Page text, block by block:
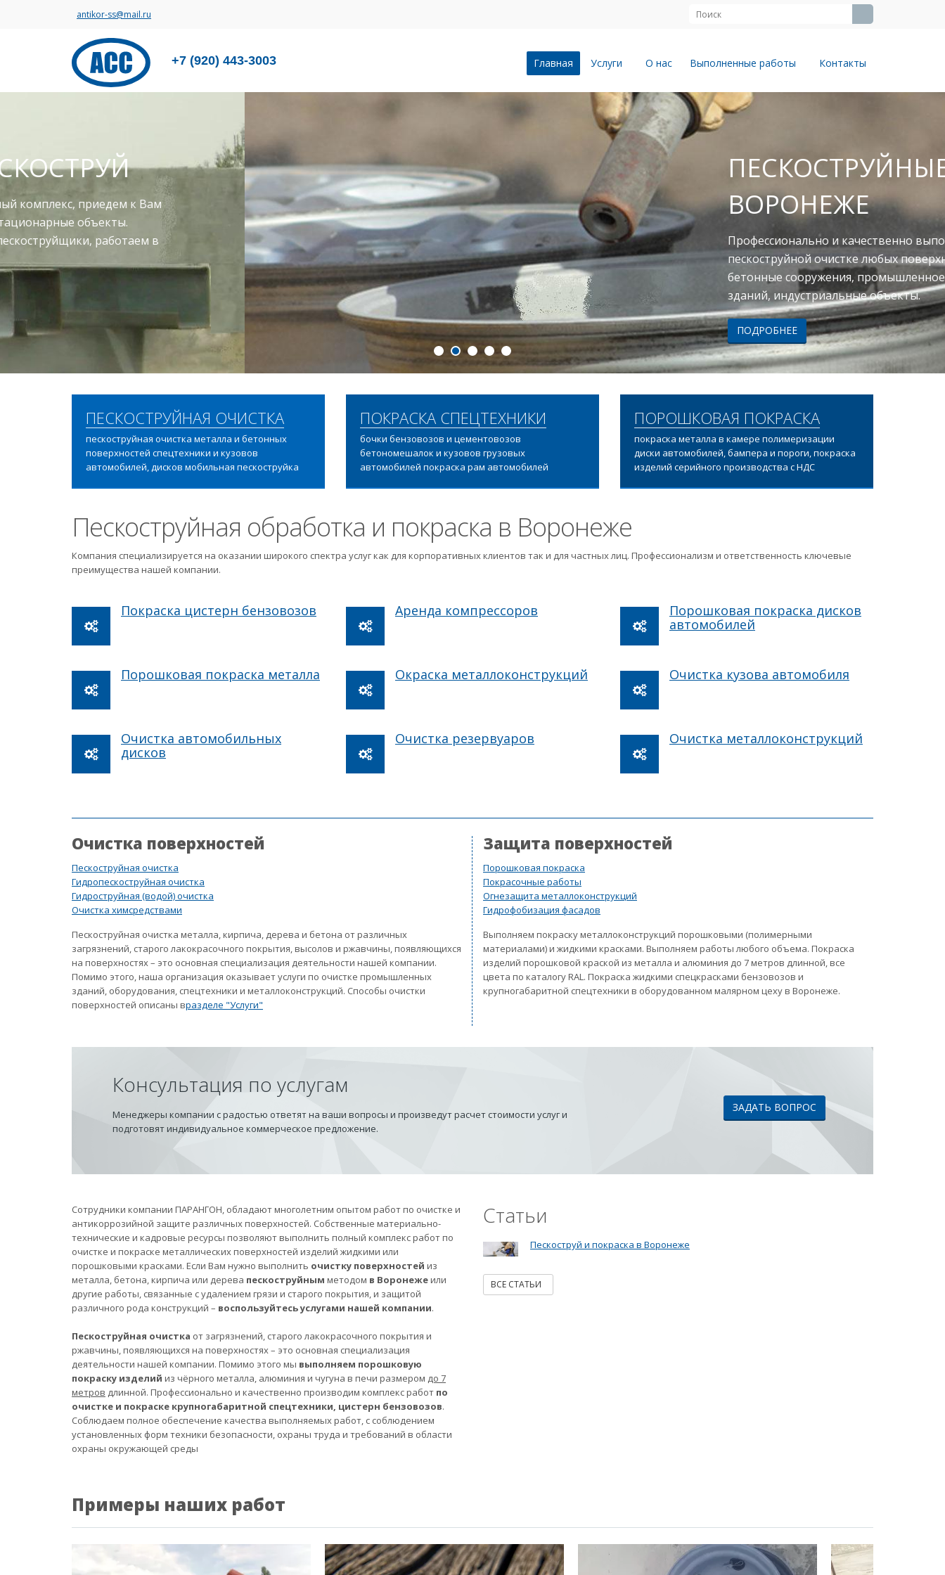
antikor-ss@mail.ru
+7 (920) 443-3003 Главная Услуги О нас Выполненные работы Контакты
ПЕСКОСТРУЙНЫЕ РАБОТЫ В
ВОРОНЕЖЕ
Профессионально и качественно выполняем работы по
пескоструйной очистке любых поверхностей: металлоконструкции,
бетонные сооружения, промышленное оборудование, фасады
зданий, индустриальные объекты.
ПОДРОБНЕЕ
ПЕСКОСТРУЙНАЯ ОЧИСТКА
пескоструйная очистка металла и бетонных
поверхностей спецтехники и кузовов
автомобилей, дисков мобильная пескоструйка
ПОКРАСКА СПЕЦТЕХНИКИ
бочки бензовозов и цементовозов
бетономешалок и кузовов грузовых
автомобилей покраска рам автомобилей
ПОРОШКОВАЯ ПОКРАСКА
покраска металла в камере полимеризации
диски автомобилей, бампера и пороги, покраска
изделий серийного производства с НДС
Пескоструйная обработка и покраска в Воронеже
Компания специализируется на оказании широкого спектра услуг как для корпоративных клиентов так и для частных лиц. Профессионализм и ответственность ключевые
преимущества нашей компании.
Покраска цистерн бензовозов Аренда компрессоров
Порошковая покраска дисков
автомобилей
Порошковая покраска металла Окраска металлоконструкций Очистка кузова автомобиля
Очистка автомобильных
дисков
Очистка резервуаров Очистка металлоконструкций
Очистка поверхностей
Пескоструйная очистка
Гидропескоструйная очистка
Гидроструйная (водой) очистка
Очистка химсредствами
Пескоструйная очистка металла, кирпича, дерева и бетона от различных
загрязнений, старого лакокрасочного покрытия, высолов и ржавчины, появляющихся
на поверхностях – это основная специализация деятельности нашей компании.
Помимо этого, наша организация оказывает услуги по очистке промышленных
зданий, оборудования, спецтехники и металлоконструкций. Способы очистки
поверхностей описаны вразделе "Услуги"
Защита поверхностей
Порошковая покраска
Покрасочные работы
Огнезащита металлоконструкций
Гидрофобизация фасадов
Выполняем покраску металлоконструкций порошковыми (полимерными
материалами) и жидкими красками. Выполняем работы любого объема. Покраска
изделий порошковой краской из металла и алюминия до 7 метров длинной, все
цвета по каталогу RAL. Покраска жидкими спецкрасками бензовозов и
крупногабаритной спецтехники в оборудованном малярном цеху в Воронеже.
Консультация по услугам
Менеджеры компании с радостью ответят на ваши вопросы и произведут расчет стоимости услуг и
подготовят индивидуальное коммерческое предложение.
ЗАДАТЬ ВОПРОС
Сотрудники компании ПАРАНГОН, обладают многолетним опытом работ по очистке и
антикоррозийной защите различных поверхностей. Собственные материально-
технические и кадровые ресурсы позволяют выполнить полный комплекс работ по
очистке и покраске металлических поверхностей изделий жидкими или
порошковыми красками. Если Вам нужно выполнить очистку поверхностей из
металла, бетона, кирпича или дерева пескоструйным методом в Воронежеили
другие работы, связанные с удалением грязи и старого покрытия, и защитой
различного рода конструкций – воспользуйтесь услугами нашей компании.
Пескоструйная очистка от загрязнений, старого лакокрасочного покрытия и
ржавчины, появляющихся на поверхностях – это основная специализация
деятельности нашей компании. Помимо этого мы выполняем порошковую
покраску изделий из чёрного металла, алюминия и чугуна в печи размером до 7
метров длинной. Профессионально и качественно производим комплекс работ по
очистке и покраске крупногабаритной спецтехники, цистерн бензовозов.
Соблюдаем полное обеспечение качества выполняемых работ, с соблюдением
установленных форм техники безопасности, охраны труда и требований в области
охраны окружающей среды
Статьи
Пескоструй и покраска в Воронеже
ВСЕ СТАТЬИ
Примеры наших работ